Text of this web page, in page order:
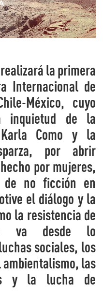
la primera
Internacional de
México, cuyo
inquietud de la
Como y la
por abrir
por mujeres,
no ficción en
el diálogo y la
la resistencia de
va desde lo
sociales, los
las
y la lucha de